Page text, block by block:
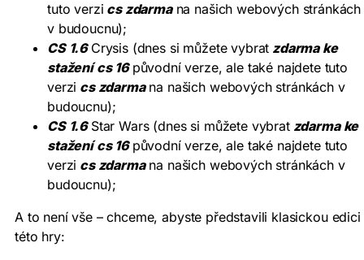
tuto verzi cs zdarmana našich webových stránkách
v budoucnu);
CS 1.6 Crysis (dnes si můžete vybrat zdarma ke
stažení cs 16 původní verze, ale také najdete tuto
verzi cs zdarmana našich webových stránkách v
budoucnu);
CS 1.6 Star Wars (dnes si můžete vybratzdarma ke
stažení cs 16 původní verze, ale také najdete tuto
verzi cs zdarmana našich webových stránkách v
budoucnu);
A to není vše – chceme, abyste představili klasickou edici
této hry: